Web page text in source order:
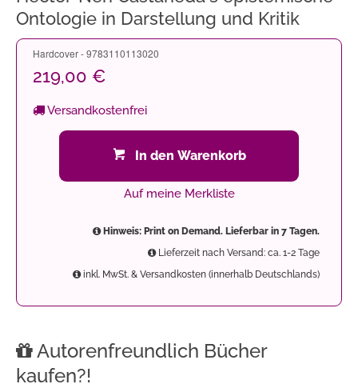
Ontologie in Darstellung und Kritik
Hardcover - 9783110113020
219,00 €
Versandkostenfrei
In den Warenkorb
Auf meine Merkliste
Hinweis: Print on Demand. Lieferbar in 7 Tagen.
Lieferzeit nach Versand: ca. 1-2 Tage
inkl. MwSt. & Versandkosten (innerhalb Deutschlands)
Autorenfreundlich Bücher
kaufen?!